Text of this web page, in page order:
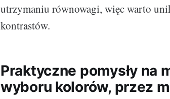
utrzymaniu równowagi, więc warto
kontrastów.
Praktyczne pomysły na
wyboru kolorów, przez